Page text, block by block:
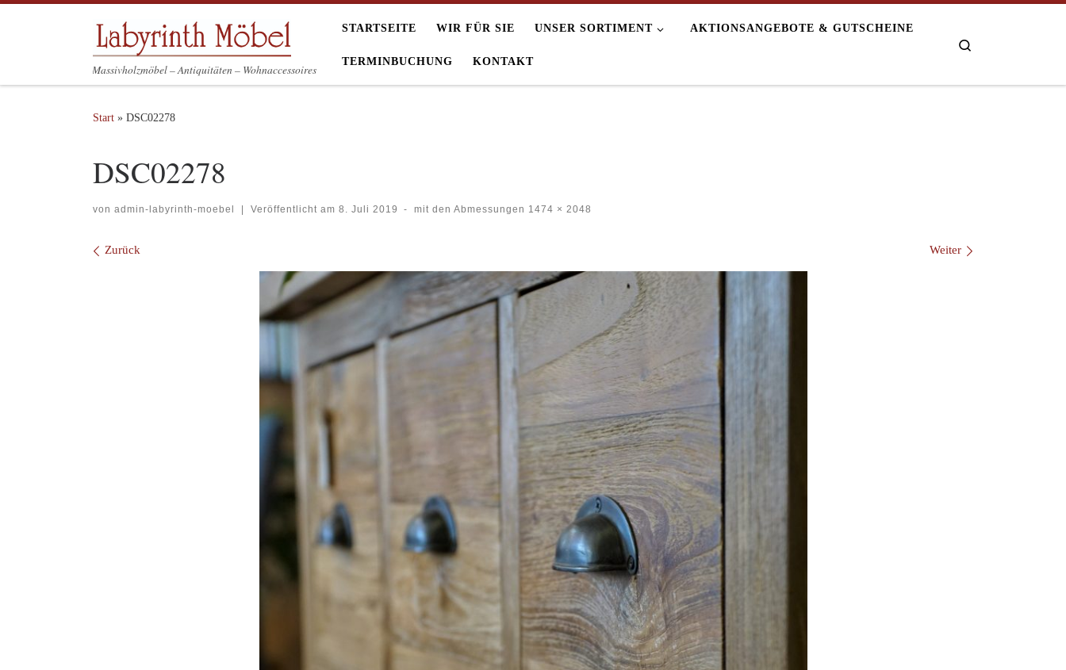
Zum Inhalt springen
Massivholzmöbel – Antiquitäten – Wohnaccessoires
STARTSEITE WIR FÜR SIE UNSER SORTIMENT AKTIONSANGEBOTE & GUTSCHEINE
TERMINBUCHUNG KONTAKT
Start » DSC02278
DSC02278
von admin-labyrinth-moebel Veröffentlicht am 8. Juli 2019 - mit den Abmessungen 1474 × 2048
Bilder Navigation
Zurück Weiter